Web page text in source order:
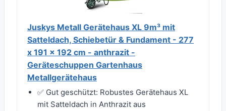
Juskys Metall Gerätehaus XL 9m³ mit
Satteldach, Schiebetür & Fundament - 277
x 191 x 192 cm - anthrazit -
Geräteschuppen Gartenhaus
Metallgerätehaus
✅ Gut geschützt: Robustes Gerätehaus XL
mit Satteldach in Anthrazit aus